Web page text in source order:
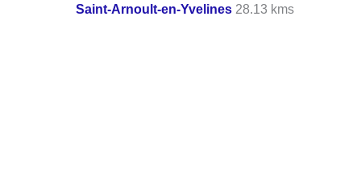
Saint-Arnoult-en-Yvelines 28.13 kms